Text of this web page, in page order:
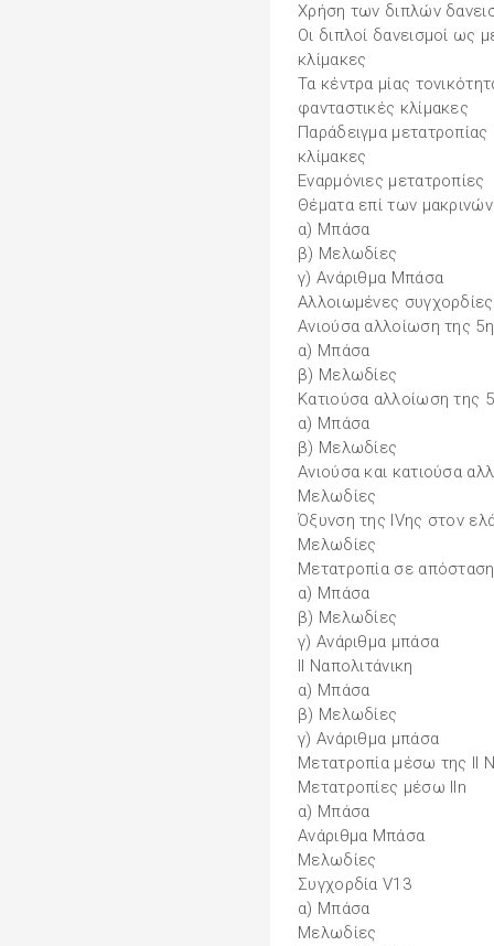
Χρήση των διπλών
Οι διπλοί δανεισμοί ως
κλίμακες
Τα κέντρα μίας
φανταστικές κλίμακες
Παράδειγμα
κλίμακες
Εναρμόνιες μετατροπίες
Θέματα επί των
α) Μπάσα
β) Μελωδίες
γ) Ανάριθμα Mπάσα
Αλλοιωμένες συγχορδίες
Ανιούσα αλλοίωση της
α) Μπάσα
β) Μελωδίες
Κατιούσα αλλοίωση της
α) Μπάσα
β) Μελωδίες
Ανιούσα και κατιούσα
Μελωδίες
Όξυνση της IVης στον
Μελωδίες
Mετατροπία σε απόσταση
α) Μπάσα
β) Μελωδίες
γ) Ανάριθμα μπάσα
ΙΙ Ναπολιτάνικη
α) Μπάσα
β) Μελωδίες
γ) Ανάριθμα μπάσα
Μετατροπία μέσω της II
Μετατροπίες μέσω ΙΙn
α) Μπάσα
Ανάριθμα Μπάσα
Μελωδίες
Συγχορδία V13
α) Μπάσα
Μελωδίες